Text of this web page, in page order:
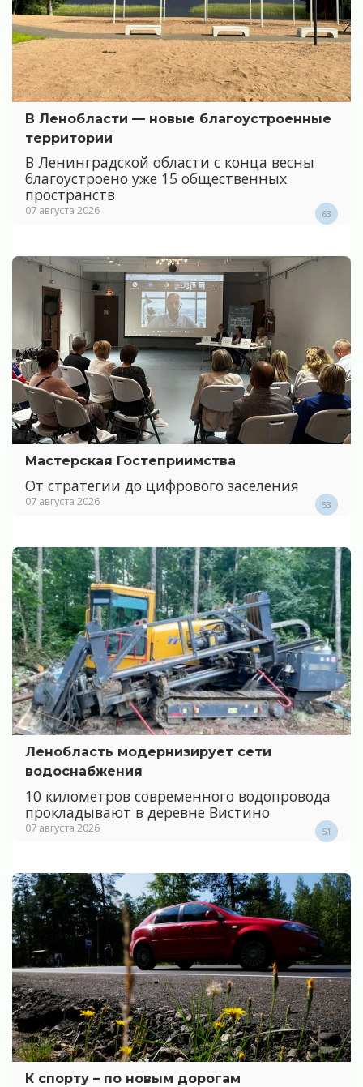
В Ленобласти — новые благоустроенные
территории
В Ленинградской области с конца весны
благоустроено уже 15 общественных
пространств
07 августа 2026 63
Мастерская Гостеприимства
От стратегии до цифрового заселения
07 августа 2026 53
Ленобласть модернизирует сети
водоснабжения
10 километров современного водопровода
прокладывают в деревне Вистино
07 августа 2026 51
К спорту – по новым дорогам